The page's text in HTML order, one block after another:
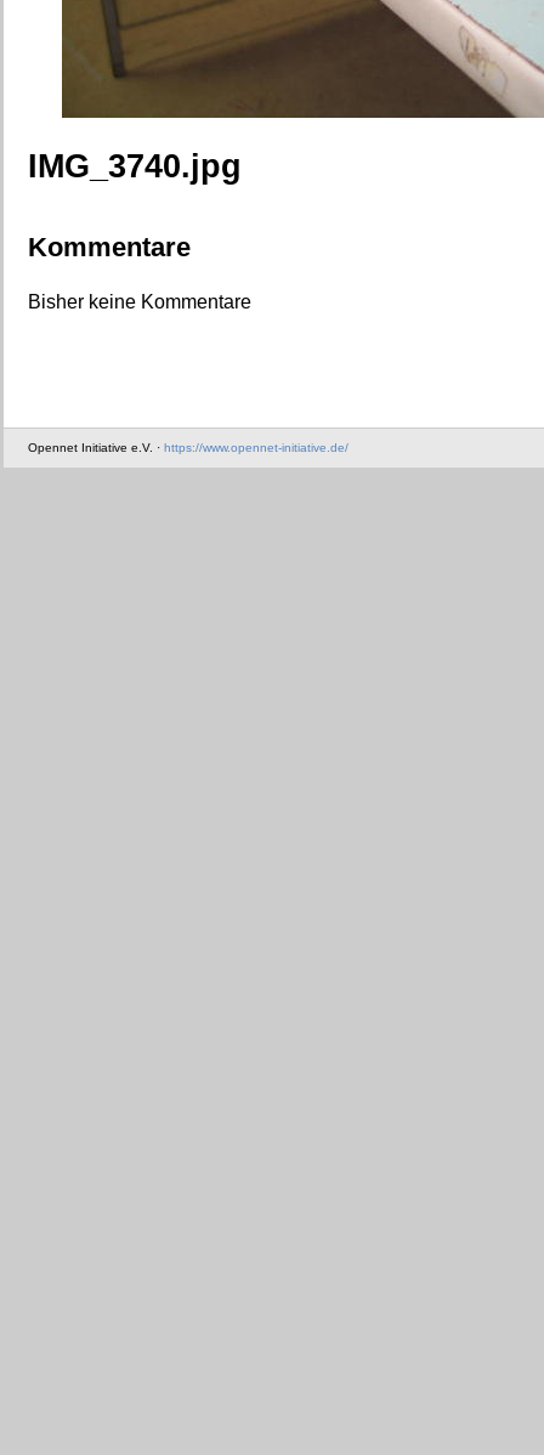
IMG_3740.jpg
Kommentare
Bisher keine Kommentare
Opennet Initiative e.V. · https://www.opennet-initiative.de/